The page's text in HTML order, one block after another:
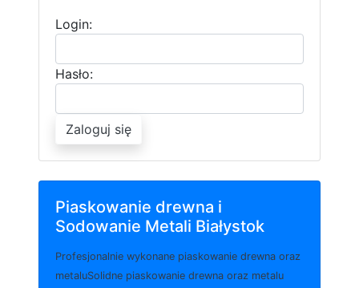
Login:
Hasło:
Zaloguj się
Piaskowanie drewna i
Sodowanie Metali Białystok
Profesjonalnie wykonane piaskowanie drewna oraz
metaluSolidne piaskowanie drewna oraz metalu